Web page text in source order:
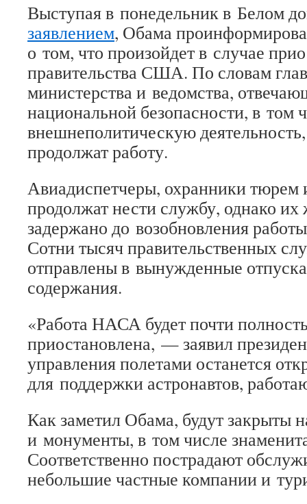
Выступая в понедельник в Белом
заявлением, Обама
о том, что произойдет в случае
правительства США. По словам
министерства и ведомства,
национальной безопасности, в том
внешнеполитическую
продолжат работу.
Авиадиспетчеры, охранники тюрем
продолжат нести службу, однако их
задержано до возобновления
Сотни тысяч правительственных
отправлены в вынужденные
содержания.
«Работа НАСА будет почти
приостановлена, — заявил
управления полетами останется
для поддержки астронавтов,
Как заметил Обама, будут закрыты
и монументы, в том числе
Соответственно пострадают
небольшие частные компании и